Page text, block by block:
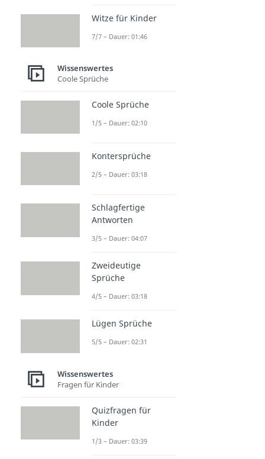
Witze für Kinder
7/7 – Dauer: 01:46
Wissenswertes
Coole Sprüche
Coole Sprüche
1/5 – Dauer: 02:10
Kontersprüche
2/5 – Dauer: 03:18
Schlagfertige
Antworten
3/5 – Dauer: 04:07
Zweideutige
Sprüche
4/5 – Dauer: 03:18
Lügen Sprüche
5/5 – Dauer: 02:31
Wissenswertes
Fragen für Kinder
Quizfragen für
Kinder
1/3 – Dauer: 03:39